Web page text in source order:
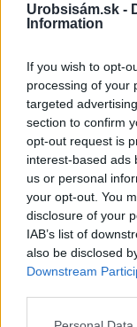
Urobsisám.sk -
Information
If you wish to opt-
processing of your
targeted
section to confirm
opt-out request is
interest-based ads
us or personal
your opt-out. You
disclosure of your
IAB’s list of
also be disclosed
Downstream
Please note that
Chcete
ktorá pritiahne
Vyrobte si
orechové
ZÁHRADA